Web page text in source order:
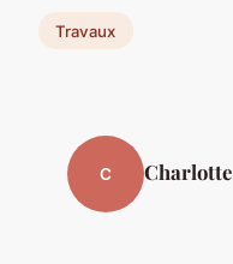
Travaux
C Charlotte